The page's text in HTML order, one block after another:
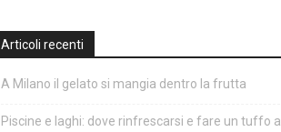
Articoli recenti
A Milano il gelato si mangia dentro la frutta
Piscine e laghi: dove rinfrescarsi e fare un tuffo a